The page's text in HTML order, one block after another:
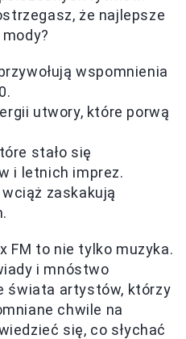
że najlepsze
wspomnienia
utwory, które porwą
stało się
i letnich imprez.
zaskakują
FM to nie tylko muzyka.
i mnóstwo
świata artystów, którzy
chwile na
się, co słychać